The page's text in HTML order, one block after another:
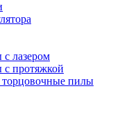
лазером
протяжкой
пилы